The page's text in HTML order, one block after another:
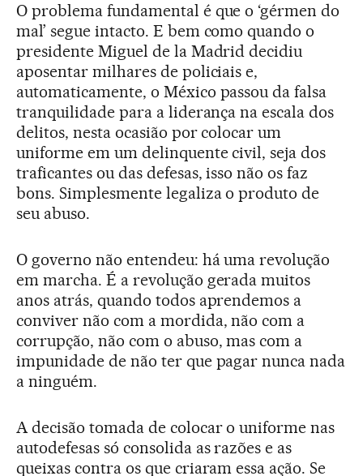
O problema fundamental é que o ‘gérmen do
mal’ segue intacto. E bem como quando o
presidente Miguel de la Madrid decidiu
aposentar milhares de policiais e,
automaticamente, o México passou da falsa
tranquilidade para a liderança na escala dos
delitos, nesta ocasião por colocar um
uniforme em um delinquente civil, seja dos
traficantes ou das defesas, isso não os faz
bons. Simplesmente legaliza o produto de
seu abuso.
O governo não entendeu: há uma revolução
em marcha. É a revolução gerada muitos
anos atrás, quando todos aprendemos a
conviver não com a mordida, não com a
corrupção, não com o abuso, mas com a
impunidade de não ter que pagar nunca nada
a ninguém.
A decisão tomada de colocar o uniforme nas
autodefesas só consolida as razões e as
queixas contra os que criaram essa ação. Se